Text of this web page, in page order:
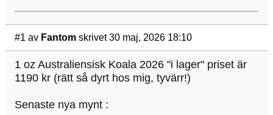
#1 av Fantom skrivet 30 maj, 2026 18:10
1 oz Australiensisk Koala 2026 "i lager" priset är
1190 kr (rätt så dyrt hos mig, tyvärr!)
Senaste nya mynt :